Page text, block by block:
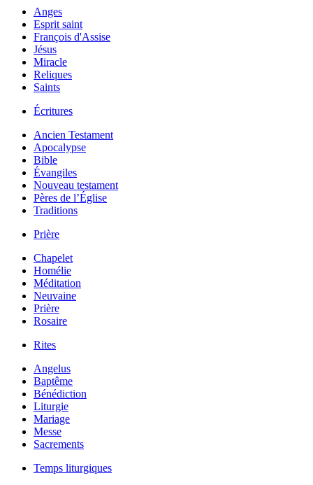
Anges
Esprit saint
François d'Assise
Jésus
Miracle
Reliques
Saints
Écritures
Ancien Testament
Apocalypse
Bible
Évangiles
Nouveau testament
Pères de l’Église
Traditions
Prière
Chapelet
Homélie
Méditation
Neuvaine
Prière
Rosaire
Rites
Angelus
Baptême
Bénédiction
Liturgie
Mariage
Messe
Sacrements
Temps liturgiques